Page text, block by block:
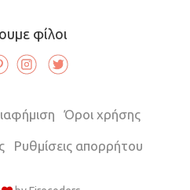
φίλοι
Όροι χρήσης
Ρυθμίσεις απορρήτου